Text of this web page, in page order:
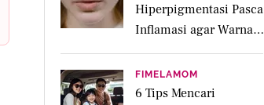
Hiperpigmentasi Pasca
Inflamasi agar Warna
Kulit Lebih Merata
FIMELAMOM
6 Tips Mencari